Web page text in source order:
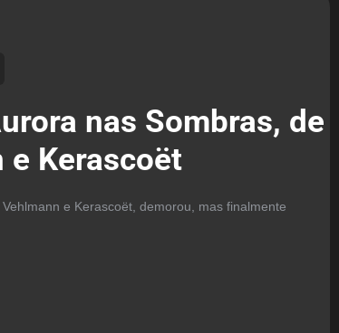
nas Sombras, de
e Kerascoët
e Kerascoët, demorou, mas finalmente